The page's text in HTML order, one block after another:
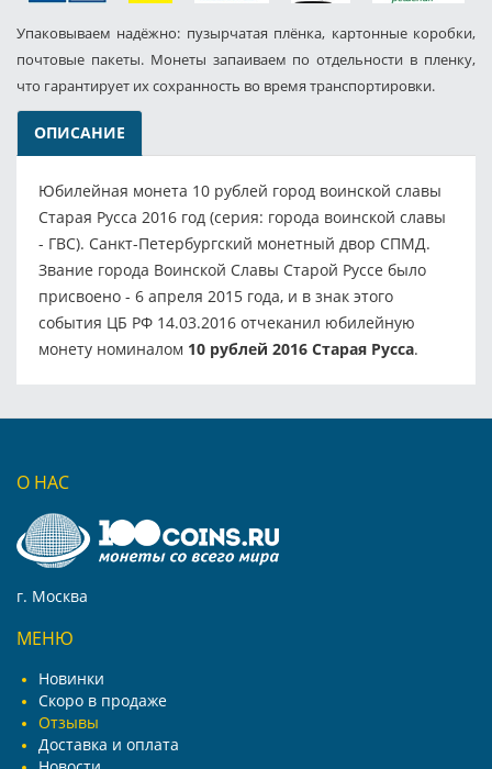
Упаковываем надёжно: пузырчатая плёнка, картонные коробки,
почтовые пакеты. Монеты запаиваем по отдельности в пленку,
что гарантирует их сохранность во время транспортировки.
ОПИСАНИЕ
Юбилейная монета 10 рублей город воинской славы
Старая Русса 2016 год (серия: города воинской славы
- ГВС). Санкт-Петербургский монетный двор СПМД.
Звание города Воинской Славы Старой Руссе было
присвоено - 6 апреля 2015 года, и в знак этого
события ЦБ РФ 14.03.2016 отчеканил юбилейную
монету номиналом 10 рублей 2016 Старая Русса.
О НАС
г. Москва
МЕНЮ
Новинки
Скоро в продаже
Отзывы
Доставка и оплата